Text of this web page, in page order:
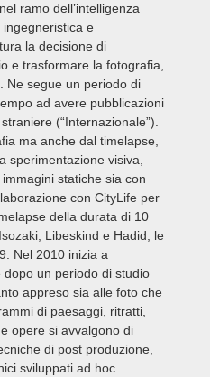
ramo dell’intelligenza
e
la decisione di
e trasformare la fotografia,
Ne segue un periodo di
ad avere pubblicazioni
(“Internazionale”).
ma anche dal timelapse,
sperimentazione visiva,
statiche sia con
con CityLife per
della durata di 10
Libeskind e Hadid; le
Nel 2010 inizia a
un periodo di studio
appreso sia alle foto che
di paesaggi, ritratti,
opere si avvalgono di
di post produzione,
sviluppati ad hoc